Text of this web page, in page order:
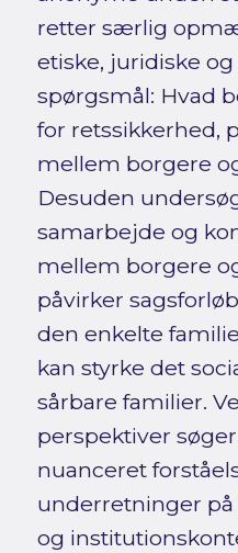
retter særlig
etiske, juridiske
spørgsmål: Hvad
for retssikkerhed,
mellem borgere
Desuden
samarbejde og
mellem borgere
påvirker
den enkelte
kan styrke det
sårbare familier.
perspektiver
nuanceret
underretninger
og